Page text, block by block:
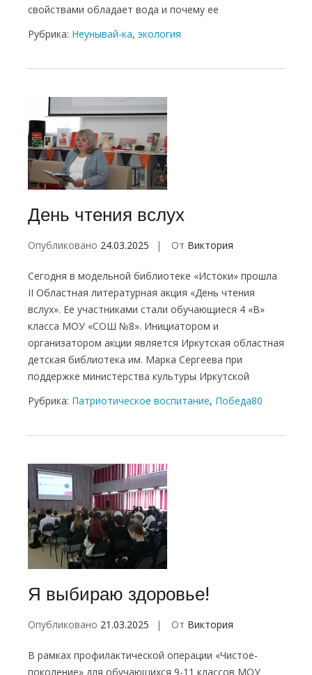
свойствами обладает вода и почему ее
Рубрика: Неунывай-ка, экология
День чтения вслух
Опубликовано 24.03.2025 От Виктория
Сегодня в модельной библиотеке «Истоки» прошла
II Областная литературная акция «День чтения
вслух». Ее участниками стали обучающиеся 4 «В»
класса МОУ «СОШ №8». Инициатором и
организатором акции является Иркутская областная
детская библиотека им. Марка Сергеева при
поддержке министерства культуры Иркутской
Рубрика: Патриотическое воспитание, Победа80
Я выбираю здоровье!
Опубликовано 21.03.2025 От Виктория
В рамках профилактической операции «Чистое-
поколение» для обучающихся 9-11 классов МОУ